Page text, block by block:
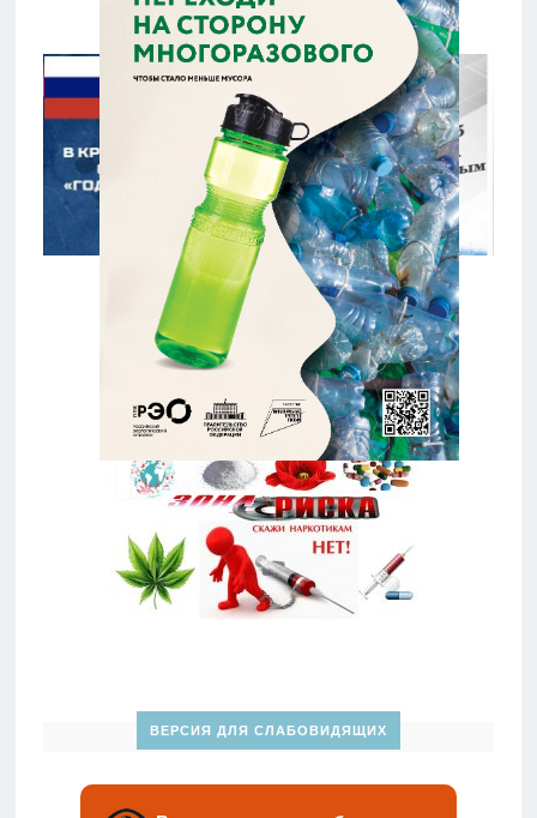
ВЕРСИЯ ДЛЯ СЛАБОВИДЯЩИХ